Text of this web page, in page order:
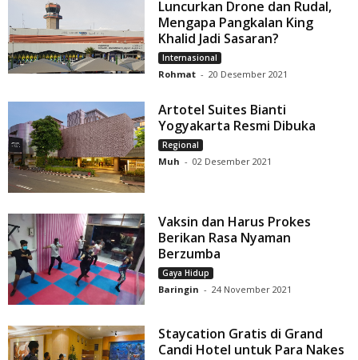
Luncurkan Drone dan Rudal,
Mengapa Pangkalan King
Khalid Jadi Sasaran?
Internasional
Rohmat - 20 Desember 2021
Artotel Suites Bianti
Yogyakarta Resmi Dibuka
Regional
Muh - 02 Desember 2021
Vaksin dan Harus Prokes
Berikan Rasa Nyaman
Berzumba
Gaya Hidup
Baringin - 24 November 2021
Staycation Gratis di Grand
Candi Hotel untuk Para Nakes